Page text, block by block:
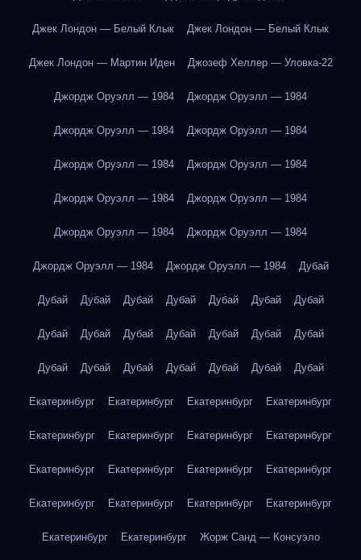
Джек Лондон — Белый Клык Джек Лондон — Белый Клык
Джек Лондон — Мартин Иден Джозеф Хеллер — Уловка-22
Джордж Оруэлл — 1984 Джордж Оруэлл — 1984
Джордж Оруэлл — 1984 Джордж Оруэлл — 1984
Джордж Оруэлл — 1984 Джордж Оруэлл — 1984
Джордж Оруэлл — 1984 Джордж Оруэлл — 1984
Джордж Оруэлл — 1984 Джордж Оруэлл — 1984
Джордж Оруэлл — 1984 Джордж Оруэлл — 1984 Дубай
Дубай Дубай Дубай Дубай Дубай Дубай Дубай
Дубай Дубай Дубай Дубай Дубай Дубай Дубай
Дубай Дубай Дубай Дубай Дубай Дубай Дубай
Екатеринбург Екатеринбург Екатеринбург Екатеринбург
Екатеринбург Екатеринбург Екатеринбург Екатеринбург
Екатеринбург Екатеринбург Екатеринбург Екатеринбург
Екатеринбург Екатеринбург Екатеринбург Екатеринбург
Екатеринбург Екатеринбург Жорж Санд — Консуэло